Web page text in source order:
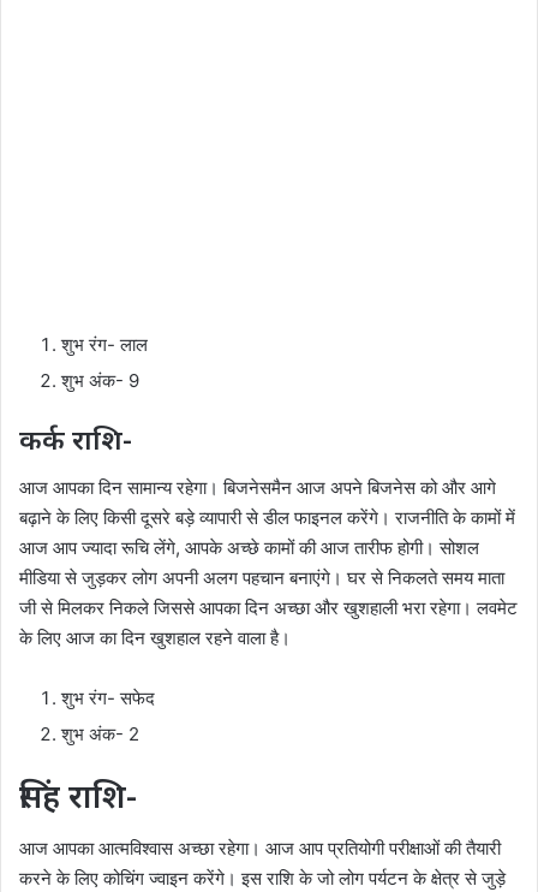
शुभ रंग- लाल
शुभ अंक- 9
कर्क राशि-
आज आपका दिन सामान्य रहेगा। बिजनेसमैन आज अपने बिजनेस को और आगे
बढ़ाने के लिए किसी दूसरे बड़े व्यापारी से डील फाइनल करेंगे। राजनीति के कामों में
आज आप ज्यादा रूचि लेंगे, आपके अच्छे कामों की आज तारीफ होगी। सोशल
मीडिया से जुड़कर लोग अपनी अलग पहचान बनाएंगे। घर से निकलते समय माता
जी से मिलकर निकले जिससे आपका दिन अच्छा और खुशहाली भरा रहेगा। लवमेट
के लिए आज का दिन खुशहाल रहने वाला है।
शुभ रंग- सफेद
शुभ अंक- 2
सिंह राशि-
आज आपका आत्मविश्वास अच्छा रहेगा। आज आप प्रतियोगी परीक्षाओं की तैयारी
करने के लिए कोचिंग ज्वाइन करेंगे। इस राशि के जो लोग पर्यटन के क्षेत्र से जुड़े